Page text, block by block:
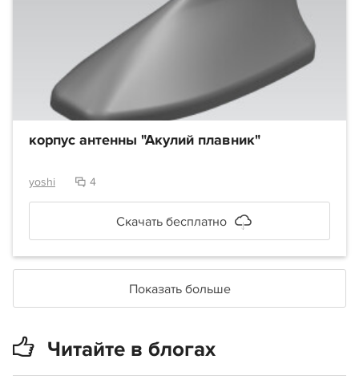
корпус антенны "Акулий плавник"
yoshi 4
Скачать бесплатно
Показать больше
Читайте в блогах